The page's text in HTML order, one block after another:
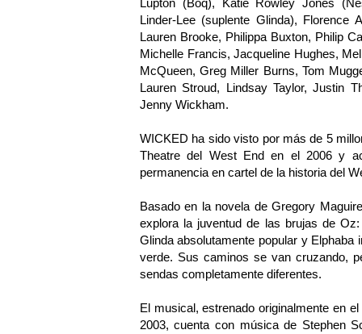
Lupton (Boq), Katie Rowley Jones
Linder-Lee (suplente Glinda), Florence
Lauren Brooke, Philippa Buxton, Philip
Michelle Francis, Jacqueline Hughes,
McQueen, Greg Miller Burns, Tom
Lauren Stroud, Lindsay Taylor, Justin
Jenny Wickham.
WICKED ha sido visto por más de 5
Theatre del West End en el 2006 y
permanencia en cartel de la historia del
Basado en la novela de Gregory
explora la juventud de las brujas de
Glinda absolutamente popular y
verde. Sus caminos se van cruzando,
sendas completamente diferentes.
El musical, estrenado originalmente en
2003, cuenta con música de Stephen